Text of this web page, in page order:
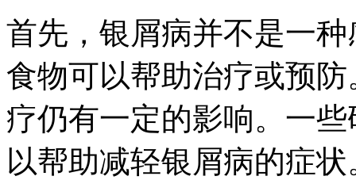
首先，银屑病并不是一
食物可以帮助治疗或预
疗仍有一定的影响。一
以帮助减轻银屑病的症